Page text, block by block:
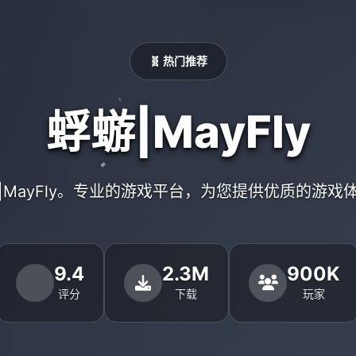
🧬 热门推荐
蜉蝣|MayFly
。专业的游戏平台，为您提供优质的游戏
9.4
评分
2.3M
下载
900K
玩家